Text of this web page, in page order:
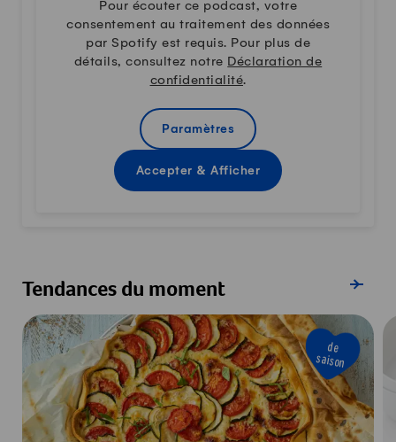
Pour écouter ce podcast, votre
consentement au traitement des données
par Spotify est requis. Pour plus de
détails, consultez notre Déclaration de
confidentialité.
Paramètres
Accepter & Afficher
Tendances du moment
de
saison